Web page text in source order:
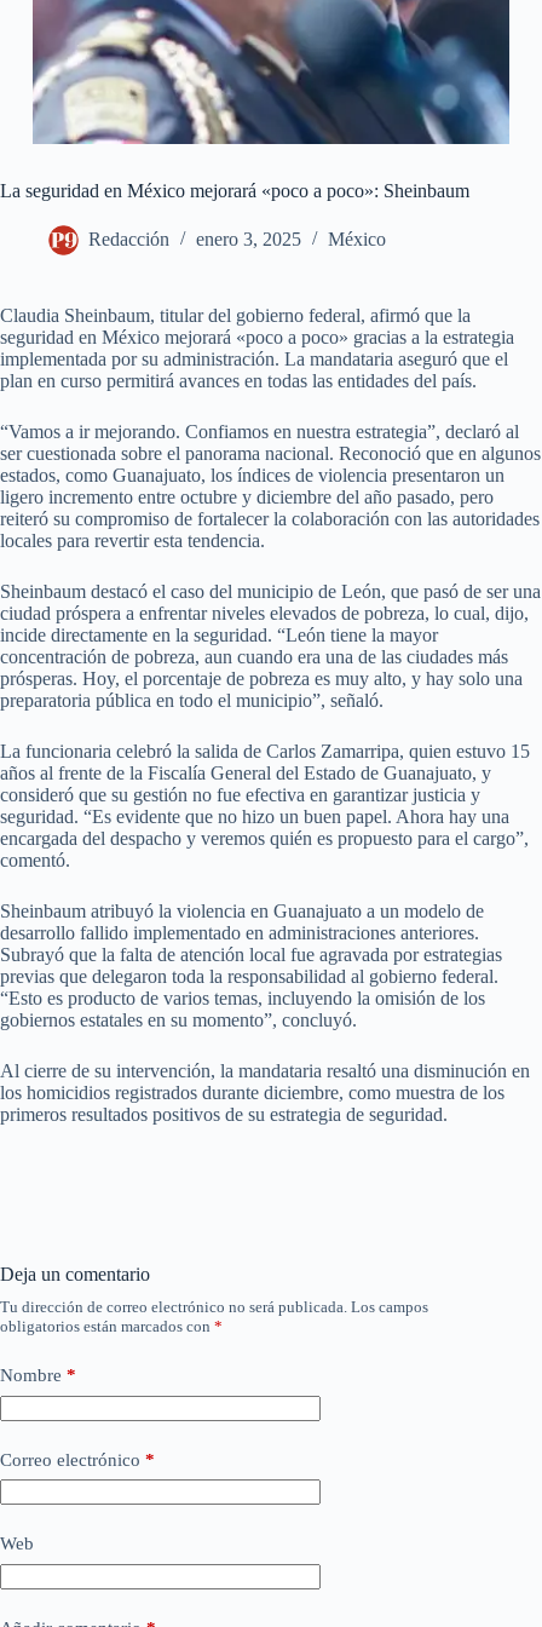
La seguridad en México mejorará «poco a poco»: Sheinbaum
Redacción enero 3, 2025 México
Claudia Sheinbaum, titular del gobierno federal, afirmó que la
seguridad en México mejorará «poco a poco» gracias a la estrategia
implementada por su administración. La mandataria aseguró que el
plan en curso permitirá avances en todas las entidades del país.
“Vamos a ir mejorando. Confiamos en nuestra estrategia”, declaró al
ser cuestionada sobre el panorama nacional. Reconoció que en algunos
estados, como Guanajuato, los índices de violencia presentaron un
ligero incremento entre octubre y diciembre del año pasado, pero
reiteró su compromiso de fortalecer la colaboración con las autoridades
locales para revertir esta tendencia.
Sheinbaum destacó el caso del municipio de León, que pasó de ser una
ciudad próspera a enfrentar niveles elevados de pobreza, lo cual, dijo,
incide directamente en la seguridad. “León tiene la mayor
concentración de pobreza, aun cuando era una de las ciudades más
prósperas. Hoy, el porcentaje de pobreza es muy alto, y hay solo una
preparatoria pública en todo el municipio”, señaló.
La funcionaria celebró la salida de Carlos Zamarripa, quien estuvo 15
años al frente de la Fiscalía General del Estado de Guanajuato, y
consideró que su gestión no fue efectiva en garantizar justicia y
seguridad. “Es evidente que no hizo un buen papel. Ahora hay una
encargada del despacho y veremos quién es propuesto para el cargo”,
comentó.
Sheinbaum atribuyó la violencia en Guanajuato a un modelo de
desarrollo fallido implementado en administraciones anteriores.
Subrayó que la falta de atención local fue agravada por estrategias
previas que delegaron toda la responsabilidad al gobierno federal.
“Esto es producto de varios temas, incluyendo la omisión de los
gobiernos estatales en su momento”, concluyó.
Al cierre de su intervención, la mandataria resaltó una disminución en
los homicidios registrados durante diciembre, como muestra de los
primeros resultados positivos de su estrategia de seguridad.
Deja un comentario
Tu dirección de correo electrónico no será publicada. Los campos
obligatorios están marcados con *
Nombre *
Correo electrónico *
Web